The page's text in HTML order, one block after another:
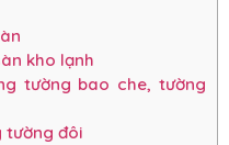
kho lạnh
tường bao che, tường
tường đôi